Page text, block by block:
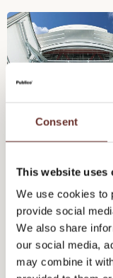
Consent
This website uses
We use cookies to
provide social
We also share
our social media,
may combine it
kernefortælling
Actulux udvikler og
elektriske
blandt andet
og...